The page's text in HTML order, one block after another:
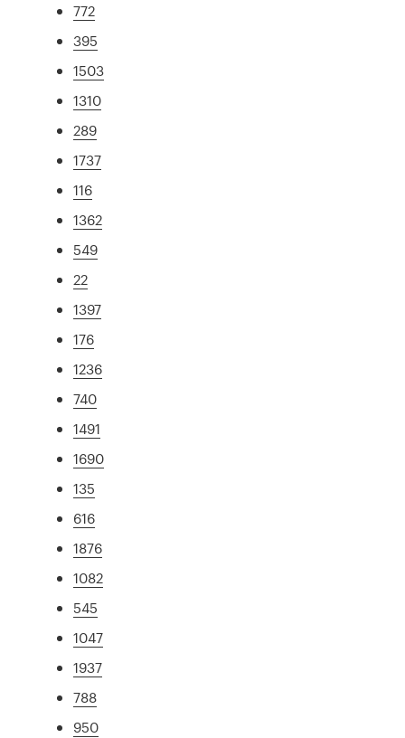
772
395
1503
1310
289
1737
116
1362
549
22
1397
176
1236
740
1491
1690
135
616
1876
1082
545
1047
1937
788
950